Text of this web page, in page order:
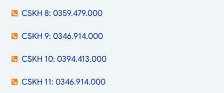
CSKH 8: 0359.479.000
CSKH 9: 0346.914.000
CSKH 10: 0394.413.000
CSKH 11: 0346.914.000